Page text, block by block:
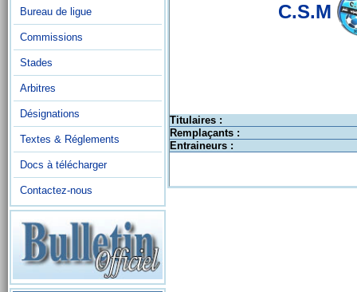
Bureau de ligue
Commissions
Stades
Arbitres
Désignations
Textes & Réglements
Docs à télécharger
Contactez-nous
C.S.M
Titulaires :
Remplaçants :
Entraineurs :